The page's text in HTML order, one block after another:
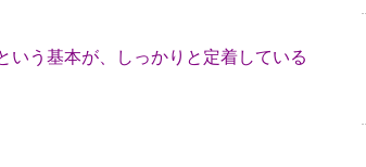
いう基本が、しっかりと定着している